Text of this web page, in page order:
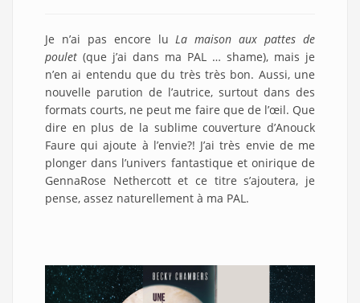
Je n’ai pas encore luLa maison aux pattes de
poulet (que j’ai dans ma PAL … shame), mais je
n’en ai entendu que du très très bon. Aussi, une
nouvelle parution de l’autrice, surtout dans des
formats courts, ne peut me faire que de l’œil. Que
dire en plus de la sublime couverture d’Anouck
Faure qui ajoute à l’envie?! J’ai très envie de me
plonger dans l’univers fantastique et onirique de
GennaRose Nethercott et ce titre s’ajoutera, je
pense, assez naturellement à ma PAL.